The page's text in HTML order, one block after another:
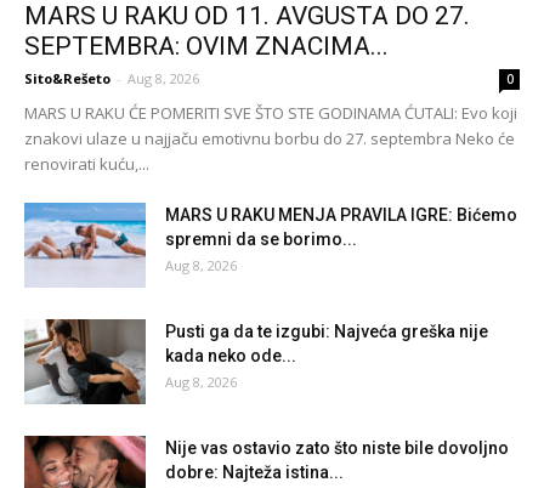
MARS U RAKU OD 11. AVGUSTA DO 27.
SEPTEMBRA: OVIM ZNACIMA...
Sito&Rešeto - Aug 8, 2026 0
MARS U RAKU ĆE POMERITI SVE ŠTO STE GODINAMA ĆUTALI: Evo koji
znakovi ulaze u najjaču emotivnu borbu do 27. septembra Neko će
renovirati kuću,...
MARS U RAKU MENJA PRAVILA IGRE: Bićemo
spremni da se borimo...
Aug 8, 2026
Pusti ga da te izgubi: Najveća greška nije
kada neko ode...
Aug 8, 2026
Nije vas ostavio zato što niste bile dovoljno
dobre: Najteža istina...